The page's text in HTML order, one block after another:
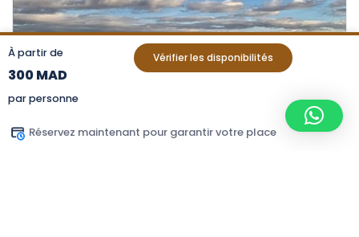
À partir de
300 MAD
par personne
Vérifier les disponibilités
Réservez maintenant pour garantir votre place